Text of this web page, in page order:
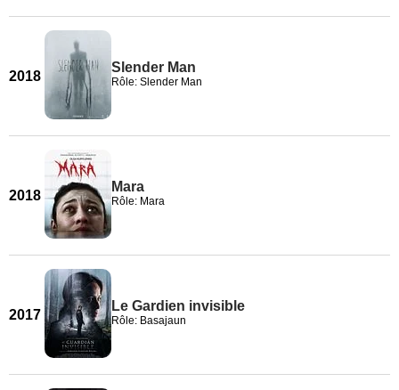
2018
Slender Man
Rôle: Slender Man
2018
Mara
Rôle: Mara
2017
Le Gardien invisible
Rôle: Basajaun